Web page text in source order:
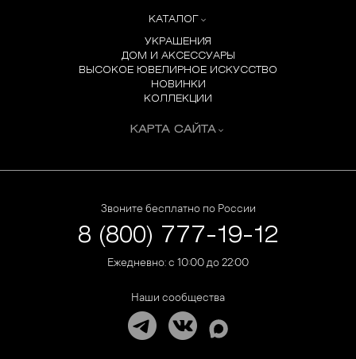
КАТАЛОГ
УКРАШЕНИЯ
ДОМ И АКСЕССУАРЫ
ВЫСОКОЕ ЮВЕЛИРНОЕ ИСКУССТВО
НОВИНКИ
КОЛЛЕКЦИИ
КАРТА САЙТА
Звоните бесплатно по России
8 (800) 777-19-12
Ежедневно: с 10:00 до 22:00
Наши сообщества